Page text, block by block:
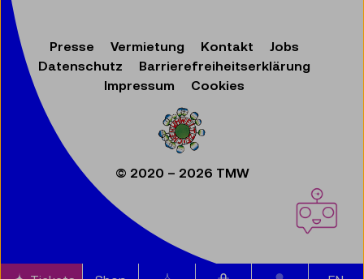
Presse Vermietung Kontakt
Jobs
Datenschutz
Barrierefreiheitserklärung
Impressum
Cookies
© 2020 – 2026 TMW